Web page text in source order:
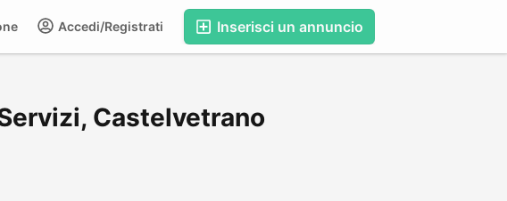
Inserisci un annuncio
Accedi/Registrati
Castelvetrano